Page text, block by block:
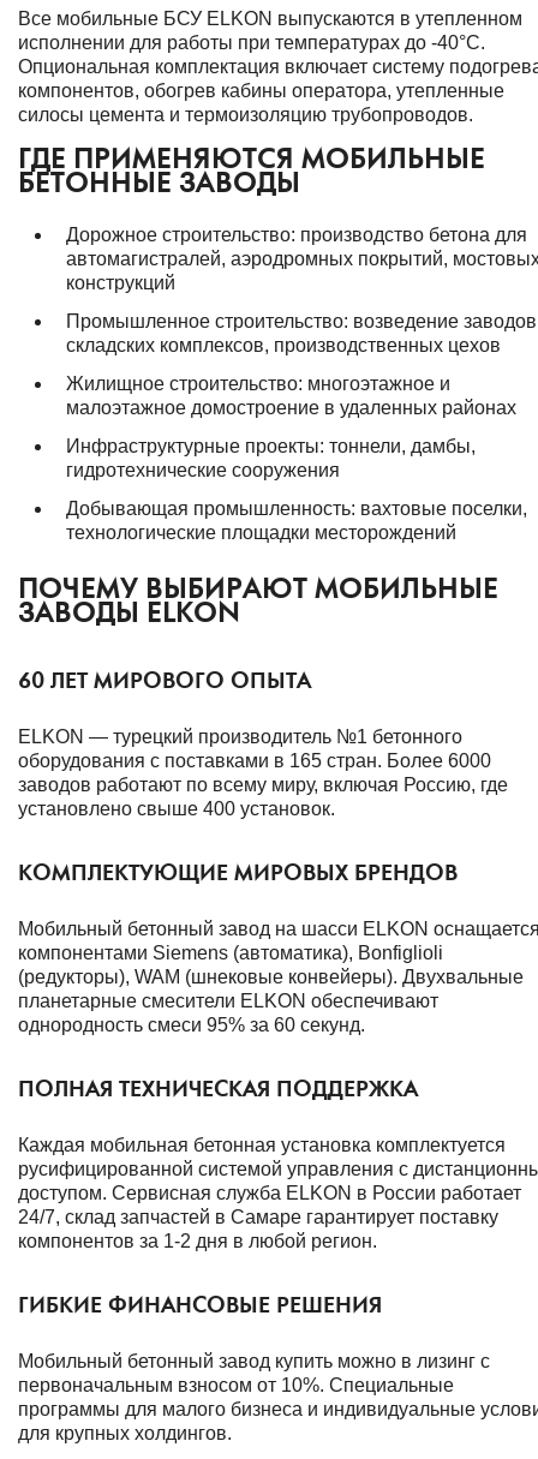
Все мобильные БСУ ELKON выпускаются в утепленном
исполнении для работы при температурах до -40°С.
Опциональная комплектация включает систему
компонентов, обогрев кабины оператора, утепленные
силосы цемента и термоизоляцию трубопроводов.
ГДЕ ПРИМЕНЯЮТСЯ МОБИЛЬНЫЕ
БЕТОННЫЕ ЗАВОДЫ
Дорожное строительство: производство бетона для
автомагистралей, аэродромных покрытий,
конструкций
Промышленное строительство: возведение
складских комплексов, производственных цехов
Жилищное строительство: многоэтажное и
малоэтажное домостроение в удаленных районах
Инфраструктурные проекты: тоннели, дамбы,
гидротехнические сооружения
Добывающая промышленность: вахтовые поселки,
технологические площадки месторождений
ПОЧЕМУ ВЫБИРАЮТ МОБИЛЬНЫЕ
ЗАВОДЫ ELKON
60 ЛЕТ МИРОВОГО ОПЫТА
ELKON — турецкий производитель №1 бетонного
оборудования с поставками в 165 стран. Более 6000
заводов работают по всему миру, включая Россию, где
установлено свыше 400 установок.
КОМПЛЕКТУЮЩИЕ МИРОВЫХ БРЕНДОВ
Мобильный бетонный завод на шасси ELKON
компонентами Siemens (автоматика), Bonfiglioli
(редукторы), WAM (шнековые конвейеры). Двухвальные
планетарные смесители ELKON обеспечивают
однородность смеси 95% за 60 секунд.
ПОЛНАЯ ТЕХНИЧЕСКАЯ ПОДДЕРЖКА
Каждая мобильная бетонная установка комплектуется
русифицированной системой управления с
доступом. Сервисная служба ELKON в России работает
24/7, склад запчастей в Самаре гарантирует поставку
компонентов за 1-2 дня в любой регион.
ГИБКИЕ ФИНАНСОВЫЕ РЕШЕНИЯ
Мобильный бетонный завод купить можно в лизинг с
первоначальным взносом от 10%. Специальные
программы для малого бизнеса и индивидуальные
для крупных холдингов.